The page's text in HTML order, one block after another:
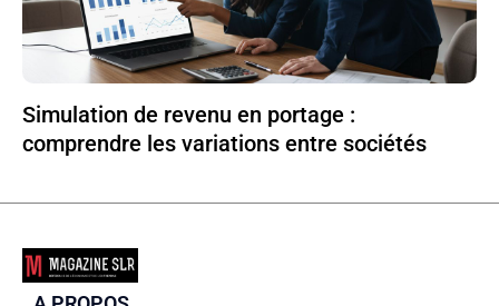
Simulation de revenu en portage :
comprendre les variations entre sociétés